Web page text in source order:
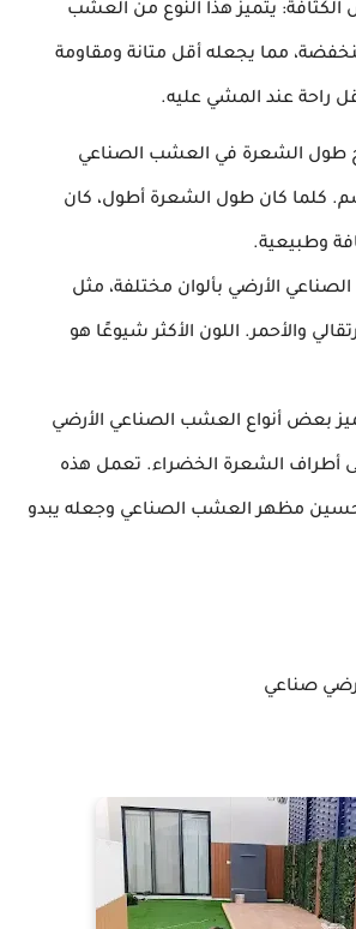
يتميز هذا النوع من العشب
مما يجعله أقل متانة ومقاومة
راحة عند المشي عليه.
طول الشعرة في العشب الصناعي
من 3 إلى 5 سم. كلما كان طول الشعرة أطول، كان
وطبيعية.
الأرضي بألوان مختلفة، مثل
والأحمر. اللون الأكثر شيوعًا هو
بعض أنواع العشب الصناعي الأرضي
أطراف الشعرة الخضراء. تعمل هذه
مظهر العشب الصناعي وجعله يبدو
صناعي